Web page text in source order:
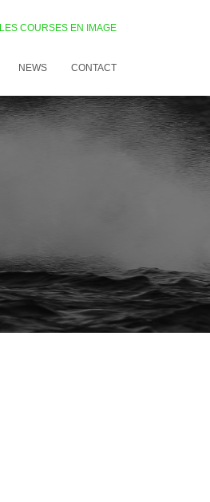
LES COURSES EN IMAGE
NEWS CONTACT